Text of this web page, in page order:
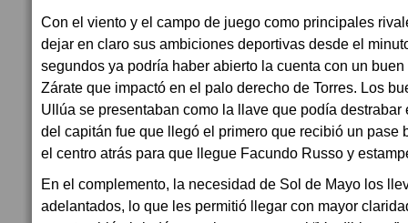
Con el viento y el campo de juego como principales
dejar en claro sus ambiciones deportivas desde el
segundos ya podría haber abierto la cuenta con un
Zárate que impactó en el palo derecho de Torres. Los
Ullúa se presentaban como la llave que podía destrabar
del capitán fue que llegó el primero que recibió un pase
el centro atrás para que llegue Facundo Russo y
En el complemento, la necesidad de Sol de Mayo los
adelantados, lo que les permitió llegar con mayor